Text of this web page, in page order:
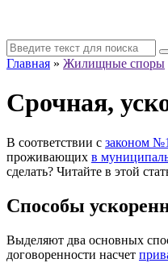
Главная » Жилищные споры
Срочная,
В соответствии с законом
проживающих в
сделать? Читайте в этой
Способы
Выделяют два основных
договоренности насчет